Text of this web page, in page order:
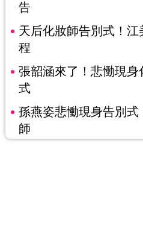
告
天后化妝師告別式！
程
張韶涵來了！悲慟現身
式
孫燕姿悲慟現身告別式
師